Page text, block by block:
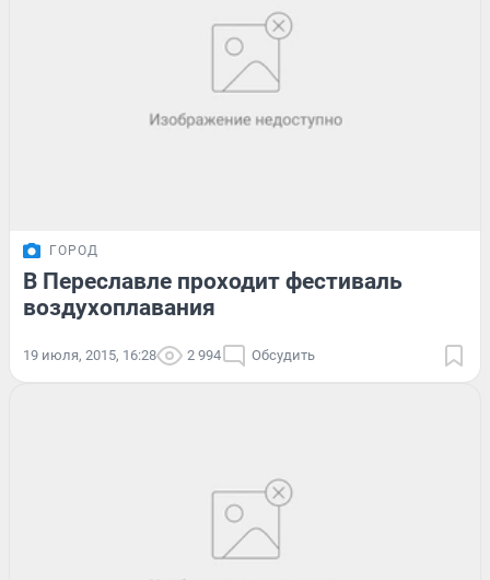
ГОРОД
В Переславле проходит фестиваль
воздухоплавания
19 июля, 2015, 16:28 2 994 Обсудить